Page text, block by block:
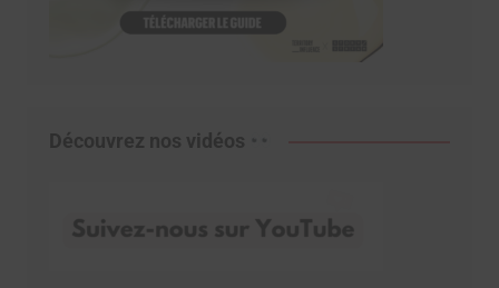
Découvrez nos vidéos